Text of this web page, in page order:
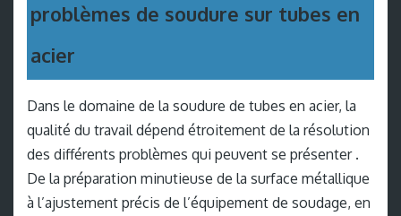
problèmes de soudure sur tubes en
acier
Dans le domaine de la soudure de tubes en acier, la
qualité du travail dépend étroitement de la résolution
des différents problèmes qui peuvent se présenter .
De la préparation minutieuse de la surface métallique
à l’ajustement précis de l’équipement de soudage, en